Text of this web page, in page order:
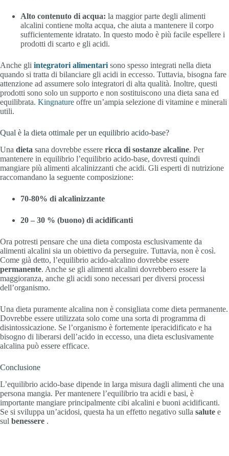
Alto contenuto di acqua: la maggior parte degli alimenti
alcalini contiene molta acqua, che aiuta a mantenere il corpo
sufficientemente idratato. In questo modo è più facile espellere i
prodotti di scarto e gli acidi.
Anche gli integratori alimentari sono spesso integrati nella dieta
quando si tratta di bilanciare gli acidi in eccesso. Tuttavia, bisogna fare
attenzione ad assumere solo integratori di alta qualità. Inoltre, questi
prodotti sono solo un supporto e non sostituiscono una dieta sana ed
equilibrata. Kingnature offre un’ampia selezione di vitamine e minerali
utili.
Qual è la dieta ottimale per un equilibrio acido-base?
Una dieta sana dovrebbe essere ricca di sostanze alcaline. Per
mantenere in equilibrio l’equilibrio acido-base, dovresti quindi
mangiare più alimenti alcalinizzanti che acidi. Gli esperti di nutrizione
raccomandano la seguente composizione:
70-80% di alcalinizzante
20 – 30 % (buono) di acidificanti
Ora potresti pensare che una dieta composta esclusivamente da
alimenti alcalini sia un obiettivo da perseguire. Tuttavia, non è così.
Come già detto, l’equilibrio acido-alcalino dovrebbe essere
permanente. Anche se gli alimenti alcalini dovrebbero essere la
maggioranza, anche gli acidi sono necessari per diversi processi
dell’organismo.
Una dieta puramente alcalina non è consigliata come dieta permanente.
Dovrebbe essere utilizzata solo come una sorta di programma di
disintossicazione. Se l’organismo è fortemente iperacidificato e ha
bisogno di liberarsi dell’acido in eccesso, una dieta esclusivamente
alcalina può essere efficace.
Conclusione
L’equilibrio acido-base dipende in larga misura dagli alimenti che una
persona mangia. Per mantenere l’equilibrio tra acidi e basi, è
importante mangiare principalmente cibi alcalini e buoni acidificanti.
Se si sviluppa un’acidosi, questa ha un effetto negativo sulla salute e
sul benessere .